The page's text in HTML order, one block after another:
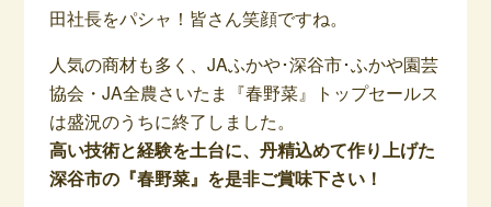
田社長をパシャ！皆さん笑顔ですね。
人気の商材も多く、JAふかや･深谷市･ふかや園芸
協会・JA全農さいたま『春野菜』トップセールス
は盛況のうちに終了しました。
高い技術と経験を土台に、丹精込めて作り上げた
深谷市の『春野菜』を是非ご賞味下さい！